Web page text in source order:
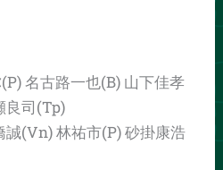
名古路一也(B) 山下佳孝
良司(Tp)
(Vn) 林祐市(P) 砂掛康浩